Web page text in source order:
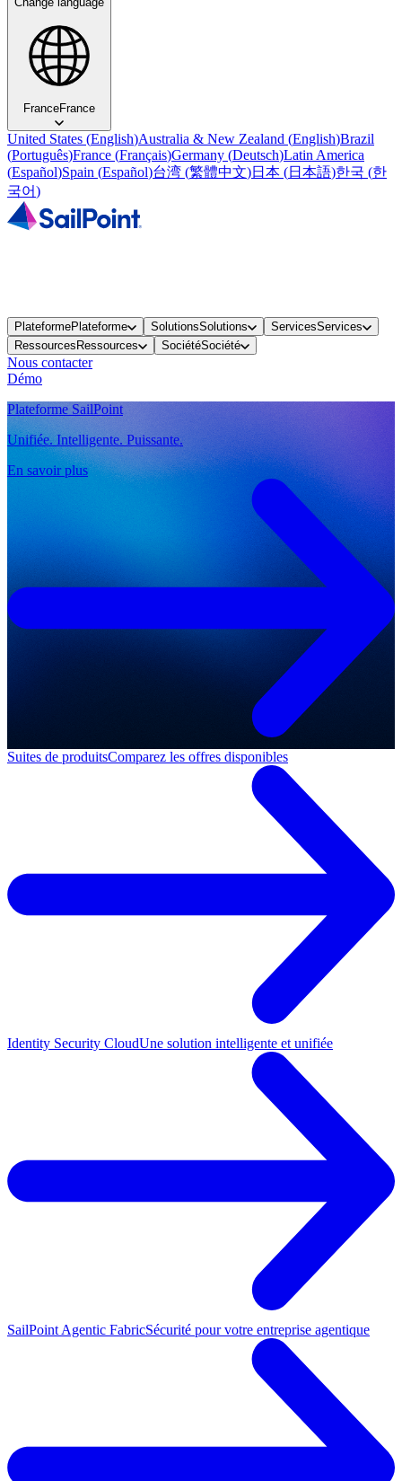
FranceFrance
United States (English)Australia & New Zealand (English)Brazil
(Português)France (Français)Germany (Deutsch)Latin America
(Español)Spain (Español)台湾 (繁體中文)日本 (日本語)한국 (한
국어)
PlateformePlateforme SolutionsSolutions ServicesServices
Ressources Ressources SociétéSociété
Nous contacter
Démo
Plateforme SailPoint
Unifiée. Intelligente. Puissante.
En savoir plus
Suites de produitsComparez les offres disponibles
Identity Security CloudUne solution intelligente et unifiée
SailPoint Agentic FabricSécurité pour votre entreprise agentique